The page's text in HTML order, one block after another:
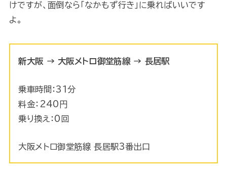
けですが、面倒なら「なかもず行き」に乗ればいいです
よ。
新大阪 → 大阪メトロ御堂筋線 → 長居駅
乗車時間：31分
料金：240円
乗り換え：0回
大阪メトロ御堂筋線 長居駅3番出口